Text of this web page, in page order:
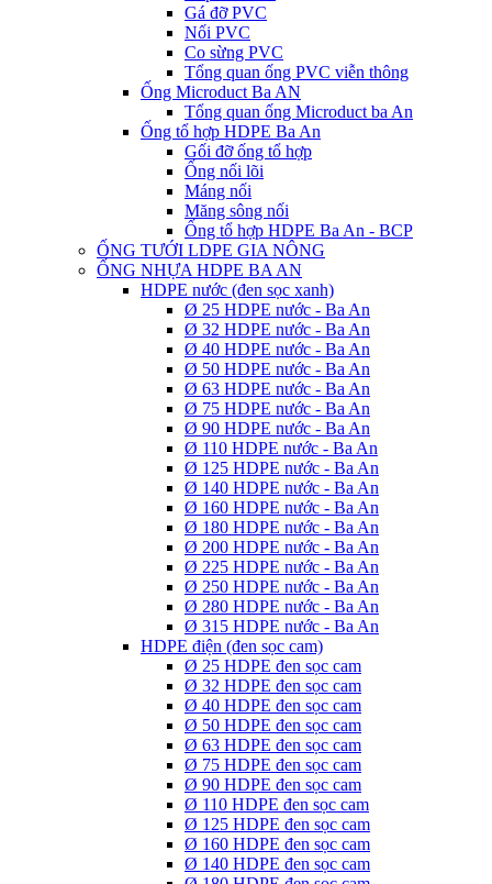
Gá đỡ PVC
Nối PVC
Co sừng PVC
Tổng quan ống PVC viễn thông
Ống Microduct Ba AN
Tổng quan ống Microduct ba An
Ống tổ hợp HDPE Ba An
Gối đỡ ống tổ hợp
Ống nối lõi
Máng nối
Măng sông nối
Ống tổ hợp HDPE Ba An - BCP
ỐNG TƯỚI LDPE GIA NÔNG
ỐNG NHỰA HDPE BA AN
HDPE nước (đen sọc xanh)
Ø 25 HDPE nước - Ba An
Ø 32 HDPE nước - Ba An
Ø 40 HDPE nước - Ba An
Ø 50 HDPE nước - Ba An
Ø 63 HDPE nước - Ba An
Ø 75 HDPE nước - Ba An
Ø 90 HDPE nước - Ba An
Ø 110 HDPE nước - Ba An
Ø 125 HDPE nước - Ba An
Ø 140 HDPE nước - Ba An
Ø 160 HDPE nước - Ba An
Ø 180 HDPE nước - Ba An
Ø 200 HDPE nước - Ba An
Ø 225 HDPE nước - Ba An
Ø 250 HDPE nước - Ba An
Ø 280 HDPE nước - Ba An
Ø 315 HDPE nước - Ba An
HDPE điện (đen sọc cam)
Ø 25 HDPE đen sọc cam
Ø 32 HDPE đen sọc cam
Ø 40 HDPE đen sọc cam
Ø 50 HDPE đen sọc cam
Ø 63 HDPE đen sọc cam
Ø 75 HDPE đen sọc cam
Ø 90 HDPE đen sọc cam
Ø 110 HDPE đen sọc cam
Ø 125 HDPE đen sọc cam
Ø 160 HDPE đen sọc cam
Ø 140 HDPE đen sọc cam